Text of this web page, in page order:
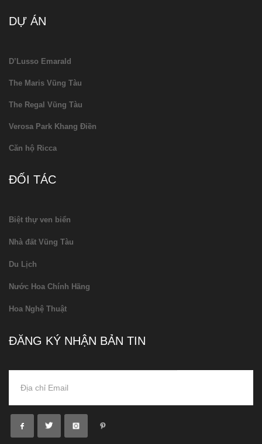
DỰ ÁN
D’Lusso Emarald
The Maris Vũng Tàu
The Regal Vũng Tàu
Verosa Park Khang Điền
Căn hộ Ricca
ĐỐI TÁC
Biệt thự ven biển
Nhà đất Vũng Tàu
Du Lịch
Nước Hoa Chính Hãng
Hoa Nghệ Thuật
ĐĂNG KÝ NHẬN BẢN TIN